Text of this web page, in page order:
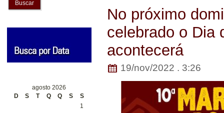
Buscar
agosto 2026
D
S T Q Q S
S
1
No próximo
celebrado o Dia
acontecerá
19/nov/2022 . 3:26